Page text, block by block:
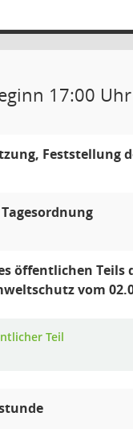
17:00 Uhr
Feststellung
öffentlichen
vom
Teil